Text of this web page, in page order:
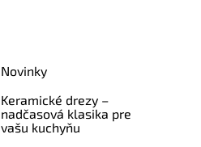
Novinky
Keramické drezy –
nadčasová klasika pre
vašu kuchyňu